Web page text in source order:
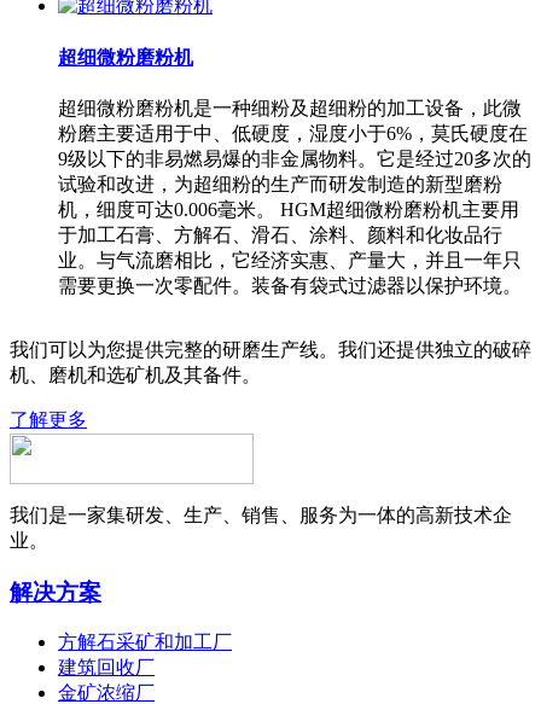
超细微粉磨粉机
超细微粉磨粉机是一种细粉及超细粉的加工设备，此微
粉磨主要适用于中、低硬度，湿度小于6%，莫氏硬度在
9级以下的非易燃易爆的非金属物料。它是经过20多次的
试验和改进，为超细粉的生产而研发制造的新型磨粉
机，细度可达0.006毫米。 HGM超细微粉磨粉机主要用
于加工石膏、方解石、滑石、涂料、颜料和化妆品行
业。与气流磨相比，它经济实惠、产量大，并且一年只
需要更换一次零配件。装备有袋式过滤器以保护环境。
我们可以为您提供完整的研磨生产线。我们还提供独立的破碎
机、磨机和选矿机及其备件。
了解更多
我们是一家集研发、生产、销售、服务为一体的高新技术企
业。
解决方案
方解石采矿和加工厂
建筑回收厂
金矿浓缩厂